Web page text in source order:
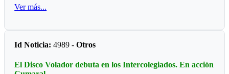
La imagen sorprendió porque, al abrir la nevera, no aparecían
distintas fragancias perfectamente acomodados en los
compartimentos. Mientras muchos deportistas presumen
autos, relojes o camisetas, Manyoma llamó la atención
habitual de conservarla.
Ver más...
Id Noticia: 4989 -Otros
El Disco Volador debuta en los Intercolegiados. En acción